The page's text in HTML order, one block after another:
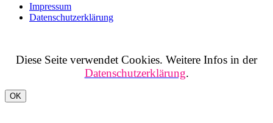
Impressum
Datenschutzerklärung
Diese Seite verwendet Cookies. Weitere Infos in der
Datenschutzerklärung.
OK